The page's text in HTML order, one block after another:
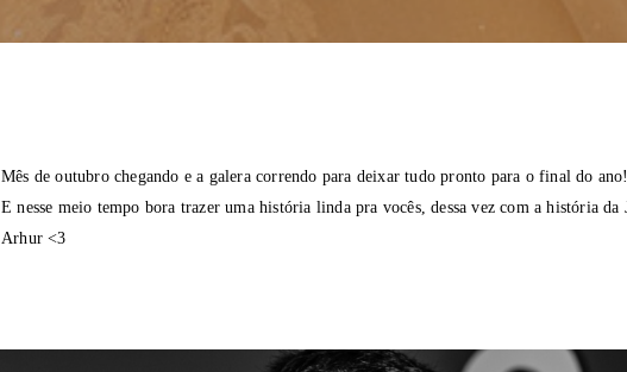
Mês de outubro chegando e a galera correndo para deixar tudo pronto para o final do
E nesse meio tempo bora trazer uma história linda pra vocês, dessa vez com a história da
Arhur <3